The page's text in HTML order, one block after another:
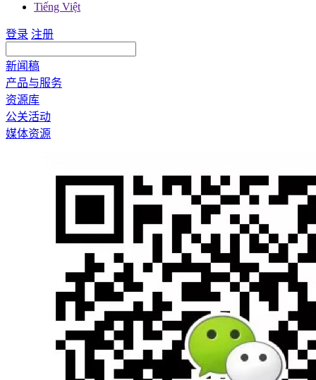
Tiếng Việt
登录 注册
新闻稿
产品与服务
资源库
公关活动
媒体资源